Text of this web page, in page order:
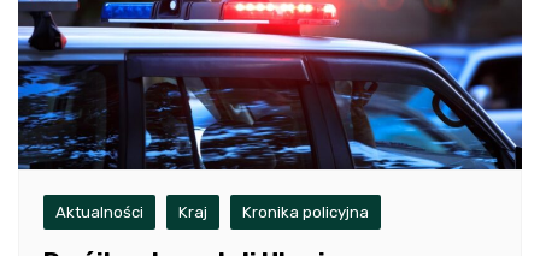
Aktualności Kraj Kronika policyjna